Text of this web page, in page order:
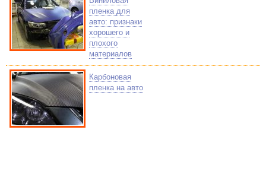
пленка для
авто: признаки
хорошего и
плохого
материалов
Карбоновая
пленка на авто